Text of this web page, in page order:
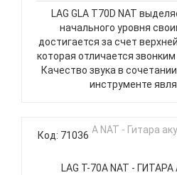
LAG GLA T70D NAT
начального уровня
достигается за счет
которая отличается
Качество звука в
инструменте
Код: 71036
LAG T-70A NAT -